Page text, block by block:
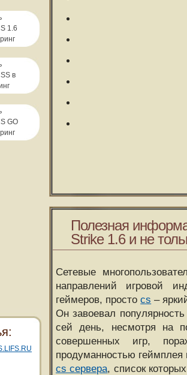
1.6
в
GO
Полезная
Strike 1.6 и не
Сетевые
направлений игровой
геймеров, простоcs –
Он завоевал
сей день, несмотря на
совершенных игр,
продуманностью
cs сервера, список